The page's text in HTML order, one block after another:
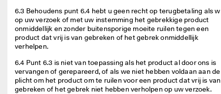
6.3 Behoudens punt 6.4 hebt u geen recht op terugbetaling als
op uw verzoek of met uw instemming het gebrekkige product
onmiddellijk en zonder buitensporige moeite ruilen tegen een
product dat vrij is van gebreken of het gebrek onmiddellijk
verhelpen.
6.4 Punt 6.3 is niet van toepassing als het product al door ons is
vervangen of gerepareerd, of als we niet hebben voldaan aan de
plicht om het product om te ruilen voor een product dat vrij is van
gebreken of het gebrek niet hebben verholpen op uw verzoek.